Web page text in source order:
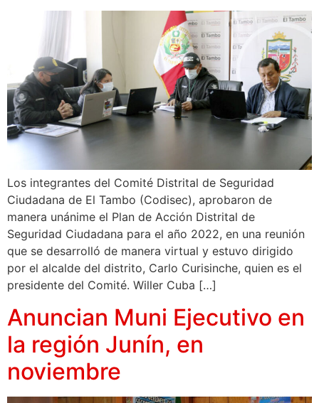
Los integrantes del Comité Distrital de Seguridad
Ciudadana de El Tambo (Codisec), aprobaron de
manera unánime el Plan de Acción Distrital de
Seguridad Ciudadana para el año 2022, en una reunión
que se desarrolló de manera virtual y estuvo dirigido
por el alcalde del distrito, Carlo Curisinche, quien es el
presidente del Comité. Willer Cuba […]
Anuncian Muni Ejecutivo en
la región Junín, en
noviembre